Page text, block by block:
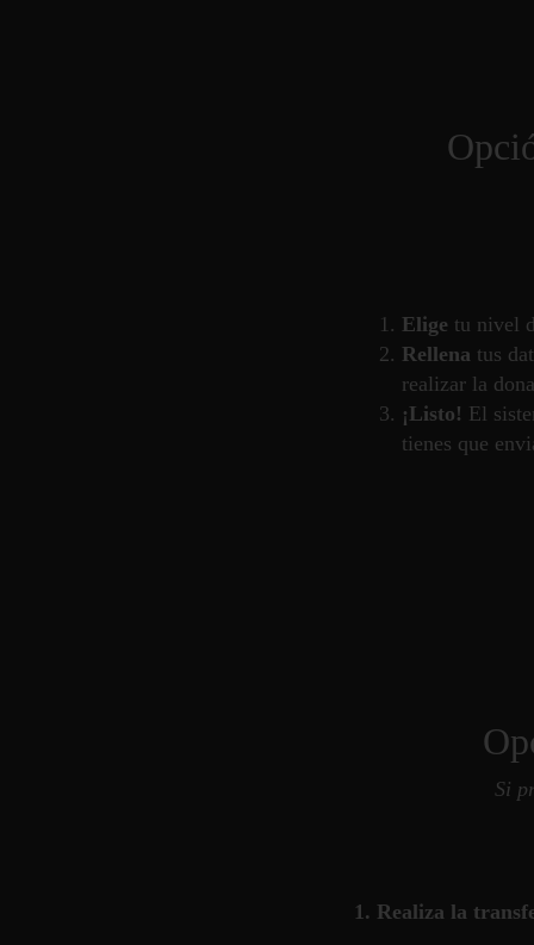
Elige tu nivel
Rellena tus
realizar la
¡Listo! El
tienes que
Si
1. Realiza la